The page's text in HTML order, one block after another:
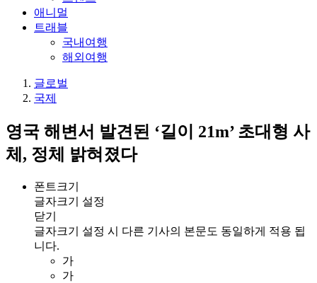
애니멀
트래블
국내여행
해외여행
글로벌
국제
영국 해변서 발견된 ‘길이 21m’ 초대형 사
체, 정체 밝혀졌다
폰트크기
글자크기 설정
닫기
글자크기 설정 시 다른 기사의 본문도 동일하게 적용 됩
니다.
가
가